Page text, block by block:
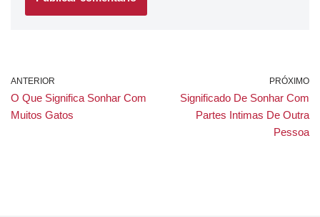
ANTERIOR
O Que Significa Sonhar Com
Muitos Gatos
PRÓXIMO
Significado De Sonhar Com
Partes Intimas De Outra
Pessoa